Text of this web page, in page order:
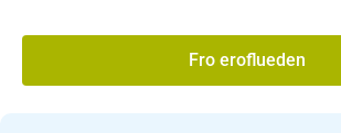
Fro eroflueden